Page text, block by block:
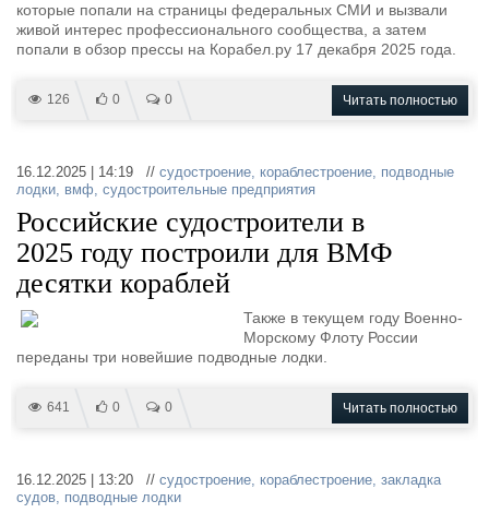
которые попали на страницы федеральных СМИ и вызвали
живой интерес профессионального сообщества, а затем
попали в обзор прессы на Корабел.ру 17 декабря 2025 года.
126 0 0 Читать полностью
16.12.2025 | 14:19 // судостроение, кораблестроение, подводные
лодки, вмф, судостроительные предприятия
Российские судостроители в
2025 году построили для ВМФ
десятки кораблей
Также в текущем году Военно-
Морскому Флоту России
переданы три новейшие подводные лодки.
641 0 0 Читать полностью
16.12.2025 | 13:20 // судостроение, кораблестроение, закладка
судов, подводные лодки